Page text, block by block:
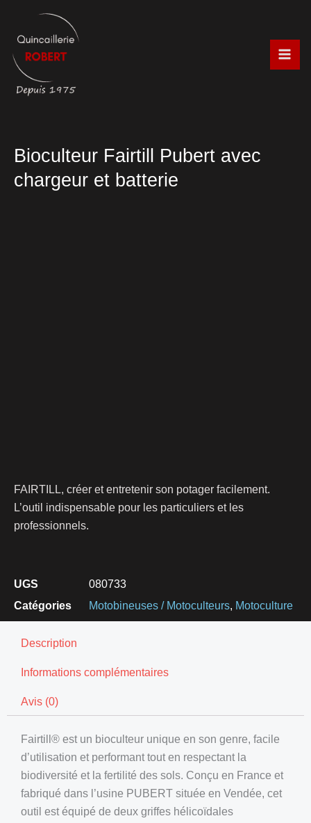
contenu
Bioculteur Fairtill Pubert avec
chargeur et batterie
FAIRTILL, créer et entretenir son potager facilement.
L’outil indispensable pour les particuliers et les
professionnels.
UGS
080733
Catégories
Motobineuses / Motoculteurs Motoculture
Description
Informations complémentaires
Avis (0)
Fairtill® est un bioculteur unique en son genre, facile
d’utilisation et performant tout en respectant la
biodiversité et la fertilité des sols. Conçu en France et
fabriqué dans l’usine PUBERT située en Vendée, cet
outil est équipé de deux griffes hélicoïdales